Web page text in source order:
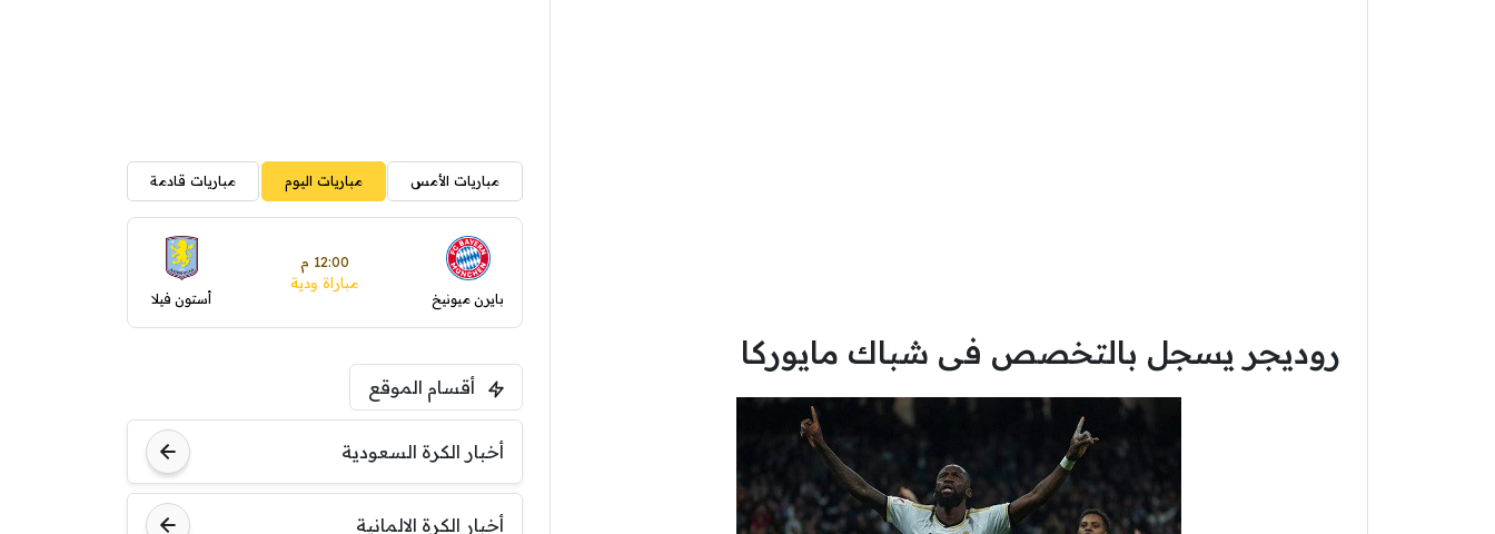
روديجر يسجل بالتخصص فى شباك مايوركا
مباريات الأمس مباريات اليوم مباريات قادمة
بايرن ميونيخ
12:00 م
مباراة ودية
أستون فيلا
أقسام الموقع
أخبار الكرة السعودية
أخبار الكرة الالمانية